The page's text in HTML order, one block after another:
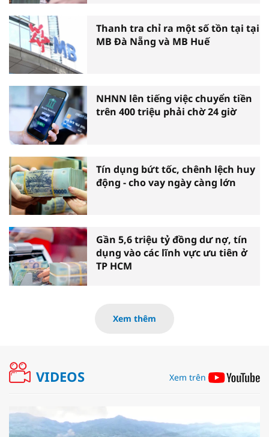
Thanh tra chỉ ra một số tồn tại tại
MB Đà Nẵng và MB Huế
NHNN lên tiếng việc chuyển tiền
trên 400 triệu phải chờ 24 giờ
Tín dụng bứt tốc, chênh lệch huy
động - cho vay ngày càng lớn
Gần 5,6 triệu tỷ đồng dư nợ, tín
dụng vào các lĩnh vực ưu tiên ở
TP HCM
Xem thêm
VIDEOS Xem trên